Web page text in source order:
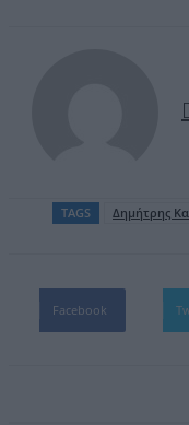
TAGS Δημήτρης
Facebook